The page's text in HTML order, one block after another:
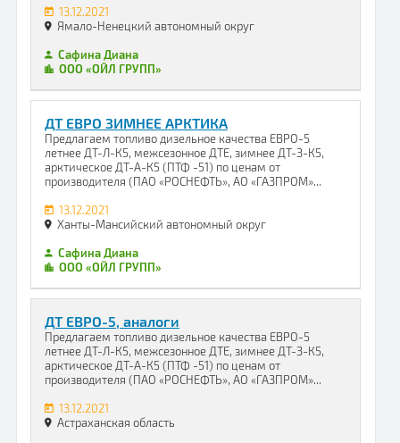
13.12.2021
Ямало-Ненецкий автономный округ
Сафина Диана
ООО «ОЙЛ ГРУПП»
ДТ ЕВРО ЗИМНЕЕ АРКТИКА
Предлагаем топливо дизельное качества ЕВРО-5
летнее ДТ-Л-К5, межсезонное ДТЕ, зимнее ДТ-З-К5,
арктическое ДТ-А-К5 (ПТФ -51) по ценам от
производителя (ПАО «РОСНЕФТЬ», АО «ГАЗПРОМ»...
13.12.2021
Ханты-Мансийский автономный округ
Сафина Диана
ООО «ОЙЛ ГРУПП»
ДТ ЕВРО-5, аналоги
Предлагаем топливо дизельное качества ЕВРО-5
летнее ДТ-Л-К5, межсезонное ДТЕ, зимнее ДТ-З-К5,
арктическое ДТ-А-К5 (ПТФ -51) по ценам от
производителя (ПАО «РОСНЕФТЬ», АО «ГАЗПРОМ»...
13.12.2021
Астраханская область